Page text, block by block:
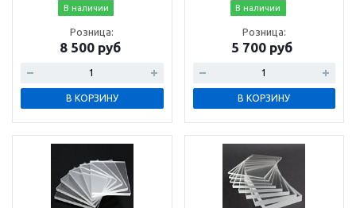
В наличии
Розница:
8 500 руб
В КОРЗИНУ
В наличии
Розница:
5 700 руб
В КОРЗИНУ